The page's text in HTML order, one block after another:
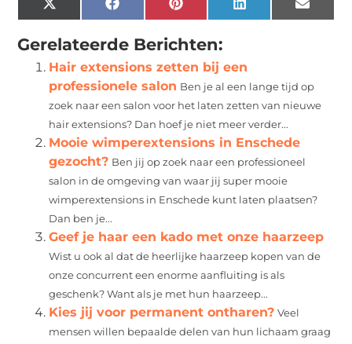
X
(Twitter)
FacebookPinterest LinkedIn Email
Gerelateerde Berichten:
Hair extensions zetten bij een
professionele salon Ben je al een lange tijd op
zoek naar een salon voor het laten zetten van nieuwe
hair extensions? Dan hoef je niet meer verder...
Mooie wimperextensions in Enschede
gezocht? Ben jij op zoek naar een professioneel
salon in de omgeving van waar jij super mooie
wimperextensions in Enschede kunt laten plaatsen?
Dan ben je...
Geef je haar een kado met onze haarzeep
Wist u ook al dat de heerlijke haarzeep kopen van de
onze concurrent een enorme aanfluiting is als
geschenk? Want als je met hun haarzeep...
Kies jij voor permanent ontharen? Veel
mensen willen bepaalde delen van hun lichaam graag